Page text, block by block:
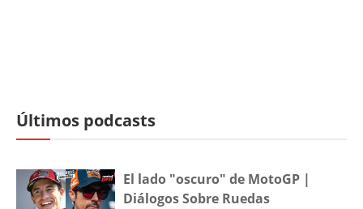
Últimos podcasts
El lado "oscuro" de MotoGP |
Diálogos Sobre Ruedas